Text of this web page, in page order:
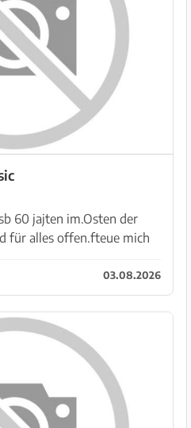
60 jajten im.Osten der
für alles offen.fteue mich
03.08.2026